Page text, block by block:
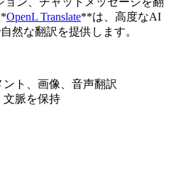
OpenL Translate**は、高度なAI
然な翻訳を提供します。
ト、画像、音声翻訳
脈を保持